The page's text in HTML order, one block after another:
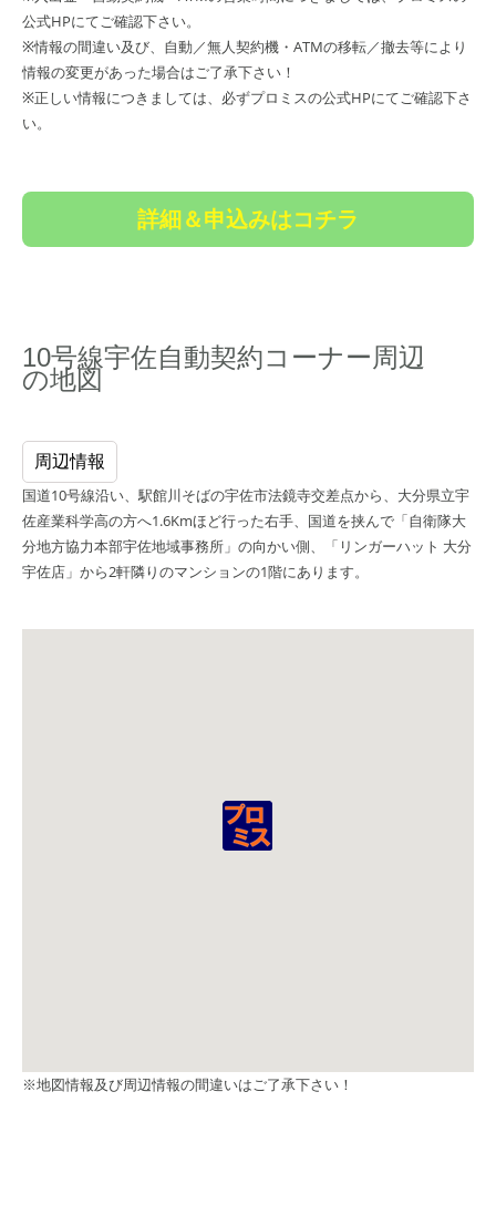
公式HPにてご確認下さい。
※情報の間違い及び、自動／無人契約機・ATMの移転／撤去等により
情報の変更があった場合はご了承下さい！
※正しい情報につきましては、必ずプロミスの公式HPにてご確認下さ
い。
詳細＆申込みはコチラ
10号線宇佐自動契約コーナー周辺
の地図
周辺情報
国道10号線沿い、駅館川そばの宇佐市法鏡寺交差点から、大分県立宇
佐産業科学高の方へ1.6Kmほど行った右手、国道を挟んで「自衛隊大
分地方協力本部宇佐地域事務所」の向かい側、「リンガーハット 大分
宇佐店」から2軒隣りのマンションの1階にあります。
※地図情報及び周辺情報の間違いはご了承下さい！